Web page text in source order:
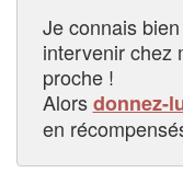
Je connais
intervenir chez
proche !
Alorsdonnez-
en